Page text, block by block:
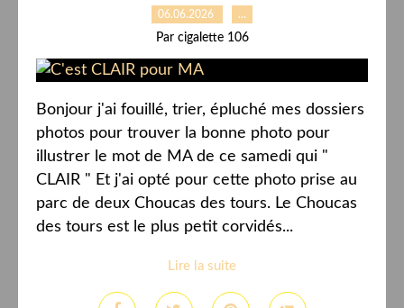
06.06.2026 …
Par cigalette 106
Bonjour j'ai fouillé, trier, épluché mes dossiers
photos pour trouver la bonne photo pour
illustrer le mot de MA de ce samedi qui "
CLAIR " Et j'ai opté pour cette photo prise au
parc de deux Choucas des tours. Le Choucas
des tours est le plus petit corvidés...
Lire la suite